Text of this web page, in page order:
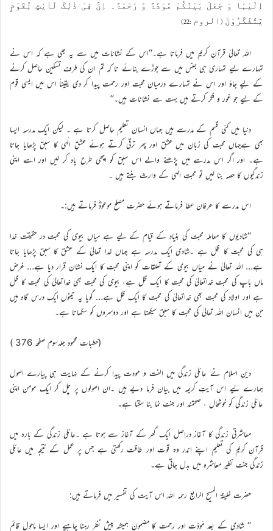
اِلَیْہَا وَ جَعَلَ بَیْنَکُمْ مَّوَدَّۃً وَّ رَحْمَۃً۔ اِنَّ فِیْ ذٰلِکَ لَاٰیٰتٍ لِّقَوْمٍ
یَّتَفَکَّرُوْنَ (الروم :22)
اللہ تعالیٰ قرآنِ کریم میں فرماتا ہے۔‘‘اس کے نشانات میں سے یہ بھی ہے کہ اس نے
تمہارے لیے تمہاری ہی جنس میں سے جوڑے بنائے تا کہ تم ان کی طرف تسکین حاصل کرنے
کے لیے جاؤ اور اس نے تمہارے درمیان محبت اور رحمت پیدا کر دی یقیناً اس میں ایسی قوم
کے لیے جو غور و فکر کرتے ہیں بہت سے نشانات ہیں۔’’
دنیا میں کئی قسم کے مدرسے ہیں جہاں انسان تعلیم حاصل کرتا ہے ۔ لیکن ایک مدرسہ ایسا
بھی ہےجہاں محبت کی زبان میں عشق اور پھر ترقی کرتے ہوئے عشقِ الٰہی کا سبق پڑھایا جاتا
ہے۔ اور اگر اس مدرسے میں پڑھنے والے اس سبق کو اچھی طرح یاد کر لیں اور اسے اپنی
زندگیوں کا حصہ بنا لیں تو محبتِ الٰہی کے وارث بنتے ہیں ۔
اس مدرسے کا عرفان عطا فرماتے ہوئے حضرت مصلح موعودؓ فرماتے ہیں:۔
‘‘شادیوں کا معاملہ محبت کی بنیاد کے قیام کے لیے ہے میاں بیوی کی محبت در حقیقت خدا
ہی کی محبت کا ظِل ہے ۔شادی ایک مدرسہ ہے جہاں خدا تعالیٰ کے عشق کا سبق پڑھایا جاتا
ہے… اللہ تعالیٰ نے میاں بیوی کے تعلقات کو اپنی محبت کا ایک نشان قرار دیا ہے… غرض
ماں باپ کی محبت خداتعالیٰ کی محبت کا ایک ظل ہے، بیوی کی محبت بھی خداتعالیٰ کی محبت کا ظل
ہے اور اولاد کی محبت بھی خداتعالیٰ کی محبت کا ایک ظل ہے… گویا یہ تینوں ایک درس گاہ ہیں
جن میں انسان اللہ تعالیٰ کی محبت کا سبق سیکھتا ہے اور دوسروں کو سکھاتا ہے۔
(خطبات محمود جلدسوم صفحہ 376 )
دین اسلام نے عائلی زندگی میں الفت و مودت پیدا کرنے کے نہایت ہی پیارے اصول
ہمارے لیے اس آیتِ کریمہ میں بیان فرما دیے ہیں ۔ان اصولوں پر چل کر ایک مومن اپنی
عائلی زندگی کو خوشحال ، صحتمند اور جنت نما بنا سکتا ہے۔
معاشرتی زندگی کا آغاز دراصل ایک گھر کے آغاز سے ہوتا ہے ۔عائلی زندگی کے بارہ میں
قرآنِ کریم کی تعلیم اپنے اندر وہ قوت اور طاقت رکھتی ہے جس پر عمل کے نتیجہ میں عائلی
زندگی جنت نظیر معاشرہ میں بدل جاتی ہے۔
حضرت خلیفۃ المسیح الرابع رحمہ اللہ اس آیت کی تفسیر میں فرماتے ہیں:
‘‘ شادی کے بعد مَودّت اور رحمت کا مضمون ہمیشہ پیشِ نظر رہنا چاہیے اور ایسا ماحول قائم